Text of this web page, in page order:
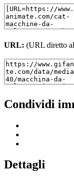
URL: (URL diretto
Condividi
Dettagli